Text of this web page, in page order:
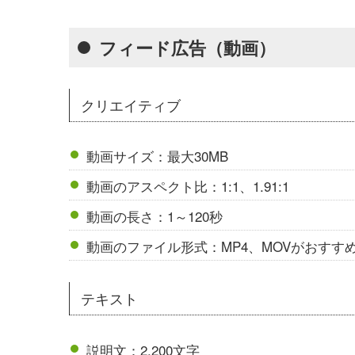
フィード広告（動画）
クリエイティブ
動画サイズ：最大30MB
動画のアスペクト比：1:1、1.91:1
動画の長さ：1～120秒
動画のファイル形式：MP4、MOVがおすす
テキスト
説明文：2,200文字